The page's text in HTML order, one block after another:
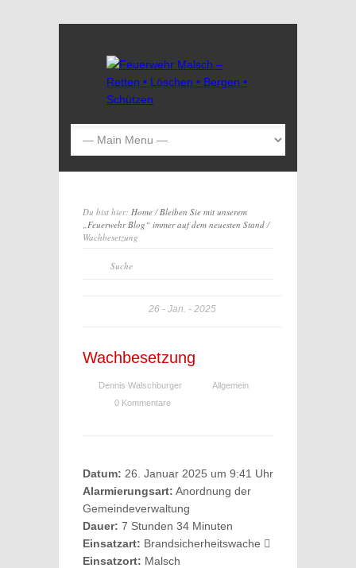
Du bist hier: Home/Bleiben Sie mit unserem
„Feuerwehr Blog“ immer auf dem neuesten Stand/
Wachbesetzung
26 Jan. 2025
Wachbesetzung
Dennis Walschburger
Allgemein
0 Kommentare
Datum: 26. Januar 2025 um 9:41 Uhr
Alarmierungsart: Anordnung der
Gemeindeverwaltung
Dauer: 7 Stunden 34 Minuten
Einsatzart: Brandsicherheitswache
Einsatzort: Malsch